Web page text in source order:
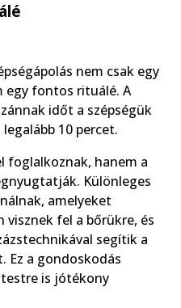
nem csak egy
egy fontos rituálé. A
időt a szépségük
10 percet.
foglalkoznak, hanem a
Különleges
amelyeket
fel a bőrükre, és
segítik a
Ez a gondoskodás
testre is jótékony